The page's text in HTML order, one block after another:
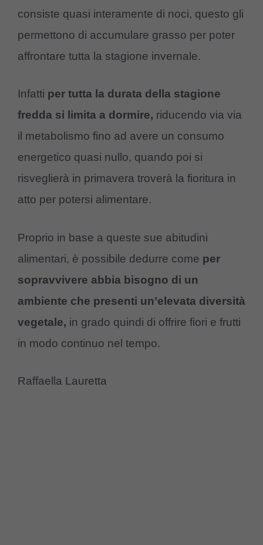
consiste quasi interamente di noci, questo gli
permettono di accumulare grasso per poter
affrontare tutta la stagione invernale.
Infatti per tutta la durata della stagione
fredda si limita a dormire, riducendo via via
il metabolismo fino ad avere un consumo
energetico quasi nullo, quando poi si
risveglierà in primavera troverà la fioritura in
atto per potersi alimentare.
Proprio in base a queste sue abitudini
alimentari, è possibile dedurre come per
sopravvivere abbia bisogno di un
ambiente che presenti un’elevata diversità
vegetale, in grado quindi di offrire fiori e frutti
in modo continuo nel tempo.
Raffaella Lauretta